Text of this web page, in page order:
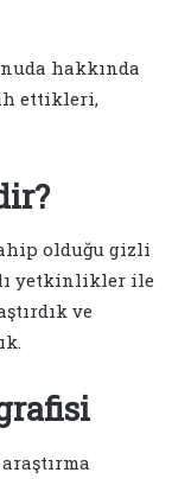
hakkında
ettikleri,
olduğu gizli
yetkinlikler ile
ve